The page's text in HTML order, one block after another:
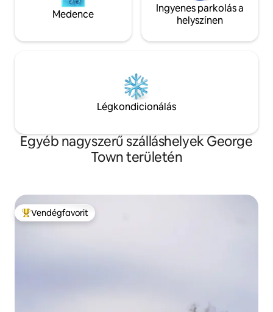
Medence
Ingyenes parkolás a
helyszínen
Légkondicionálás
Egyéb nagyszerű szálláshelyek George
Town területén
Kiemelt vendégfavorit
Vendégfavorit